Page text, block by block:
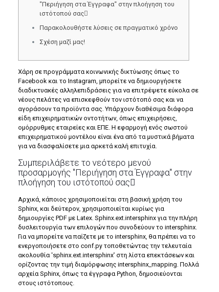
"Περιήγηση στα Έγγραφα" στην πλοήγηση του
ιστότοπού σας
Παρακολουθήστε λύσεις σε πραγματικό χρόνο
Σχέση μαζί μας!
Χάρη σε προγράμματα κοινωνικής δικτύωσης όπως το
Facebook και το Instagram, μπορείτε να δημιουργήσετε
διαδικτυακές αλληλεπιδράσεις για να επιτρέψετε εύκολα σε
νέους πελάτες να επισκεφθούν τον ιστότοπό σας και να
αγοράσουν τα προϊόντα σας. Υπάρχουν διαθέσιμα διάφορα
είδη επιχειρηματικών οντοτήτων, όπως επιχειρήσεις,
ομόρρυθμες εταιρείες και ΕΠΕ. Η εφαρμογή ενός σωστού
επιχειρηματικού μοντέλου είναι ένα από τα μυστικά βήματα
για να διασφαλίσετε μια αρκετά καλή επιτυχία.
Συμπεριλάβετε το νεότερο μενού
προσαρμογής "Περιήγηση στα Έγγραφα" στην
πλοήγηση του ιστότοπού σας
Αρχικά, κάποιος χρησιμοποιείται στη βασική χρήση του
Sphinx, και δεύτερον, χρησιμοποιείται κυρίως για
δημιουργίες PDF με Latex. Sphinx.ext.intersphinx για την πλήρη
δυσλειτουργία των επιλογών που συνοδεύουν το intersphinx.
Για να μπορείτε να παίζετε με το intersphinx, θα πρέπει να το
ενεργοποιήσετε στο conf.py τοποθετώντας την τελευταία
ακολουθία 'sphinx.ext.intersphinx' στη λίστα επεκτάσεων και
ορίζοντας την τιμή διαμόρφωσης intersphinx_mapping. Πολλά
αρχεία Sphinx, όπως τα έγγραφα Python, δημοσιεύονται
στους ιστότοπους.